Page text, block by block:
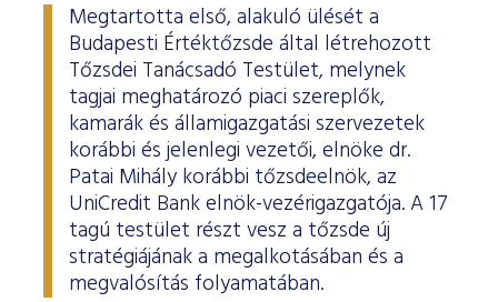
Megtartotta első, alakuló ülését a
Budapesti Értéktőzsde által létrehozott
Tőzsdei Tanácsadó Testület, melynek
tagjai meghatározó piaci szereplők,
kamarák és államigazgatási szervezetek
korábbi és jelenlegi vezetői, elnöke dr.
Patai Mihály korábbi tőzsdeelnök, az
UniCredit Bank elnök-vezérigazgatója. A 17
tagú testület részt vesz a tőzsde új
stratégiájának a megalkotásában és a
megvalósítás folyamatában.